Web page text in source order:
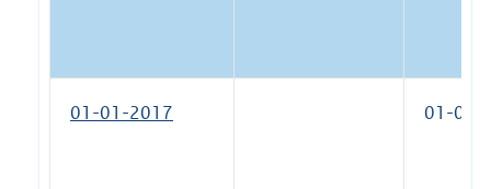
01-01-2017 01-01-